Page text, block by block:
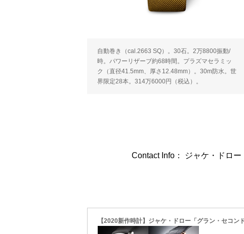
自動巻き（cal.2663 SQ）。30石。2万8800振動/
時。パワーリザーブ約68時間。プラズマセラミッ
ク（直径41.5mm、厚さ12.48mm）。30m防水。世
界限定28本。314万6000円（税込）。
Contact Info： ジャケ・ドロ
【2020新作時計】ジャケ・ドロー「グラン・セコン